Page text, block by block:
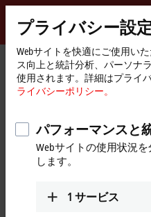
Beckhoff
-
New
Automation
Technology
ホ
ー
ム
ペ
ジ
Products IPC IPC News
IPC News
プライバシー設
Webサイトを快適にご使用い
ス向上と統計分析、パーソナ
使用されます。詳細はプライ
ライバシーポリシー。
パフォーマンスと
Webサイトの使用状況
します。
1 サービス